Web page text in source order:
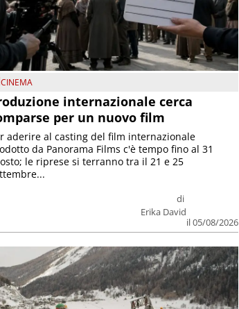
CINEMA
internazionale cerca
per un nuovo film
di
Erika David
il 05/08/2026
aderire al casting del film internazionale
da Panorama Films c'è tempo fino al 31
le riprese si terranno tra il 21 e 25